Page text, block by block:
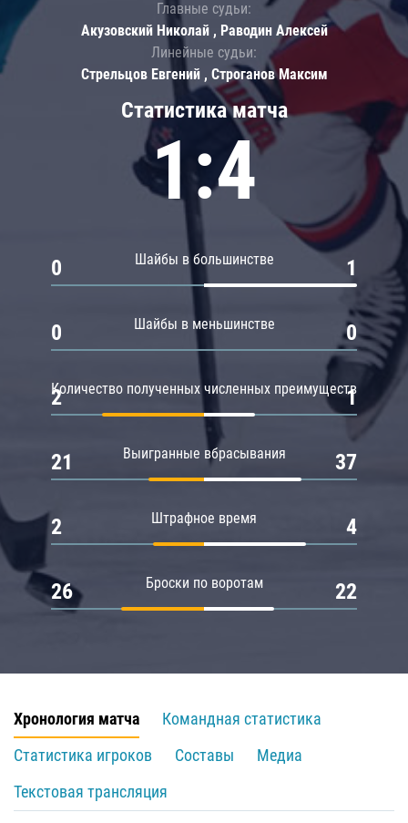
Статистика матча
1:4
Шайбы в большинстве
0 1
Шайбы в меньшинстве
0 0
Количество полученных численных преимуществ
2 1
Выигранные вбрасывания
21 37
Штрафное время
2 4
Броски по воротам
26 22
Главные судьи:
Акузовский Николай , Раводин Алексей
Линейные судьи:
Стрельцов Евгений , Строганов Максим
Хронология матча
Командная статистика
Статистика игроков
Составы
Медиа
Текстовая трансляция